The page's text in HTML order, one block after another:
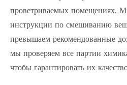
проветриваемых помещениях.
инструкции по смешиванию
превышаем рекомендованные
мы проверяем все партии
чтобы гарантировать их